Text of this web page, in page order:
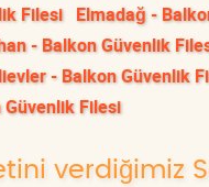
Filesi Elmadağ -
- Balkon Güvenlik
- Balkon Güvenlik
Filesi
verdiğimiz